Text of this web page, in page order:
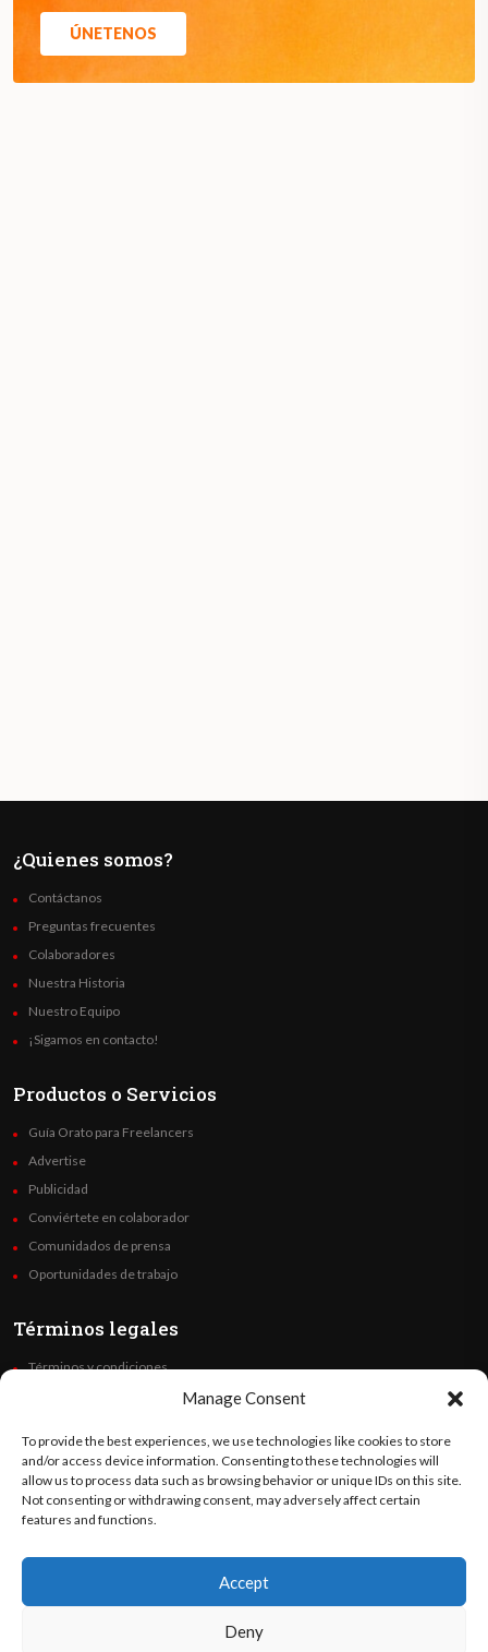
Manage Consent
To provide the best experiences, we use technologies like cookies to store
and/or access device information. Consenting to these technologies will
allow us to process data such as browsing behavior or unique IDs on this site.
Not consenting or withdrawing consent, may adversely affect certain
features and functions.
Accept
Deny
ÚNETENOS
¿Quienes somos?
Contáctanos
Preguntas frecuentes
Colaboradores
Nuestra Historia
Nuestro Equipo
¡Sigamos en contacto!
Productos o Servicios
Guía Orato para Freelancers
Advertise
Publicidad
Conviértete en colaborador
Comunidados de prensa
Oportunidades de trabajo
Términos legales
Términos y condiciones
Code of Ethics
Síguenos
©OratoWorld Media 2026. Todos los derechos reservados..